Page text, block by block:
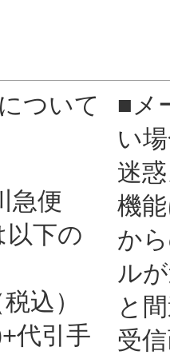
ついて
急便
以下の
込）
代引手
■メ
い
迷
機
か
ル
と
受